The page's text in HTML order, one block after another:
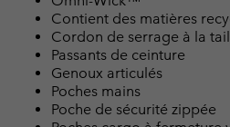
Contient des matières
Cordon de serrage à la
Passants de ceinture
Genoux articulés
Poches mains
Poche de sécurité zippée